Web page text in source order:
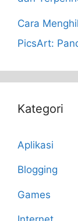
Cara
PicsArt:
Kategori
Aplikasi
Blogging
Games